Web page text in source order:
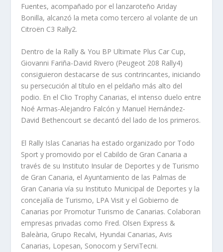
Fuentes, acompañado por el lanzaroteño Ariday
Bonilla, alcanzó la meta como tercero al volante de un
Citroën C3 Rally2.
Dentro de la Rally & You BP Ultimate Plus Car Cup,
Giovanni Fariña-David Rivero (Peugeot 208 Rally4)
consiguieron destacarse de sus contrincantes, iniciando
su persecución al título en el peldaño más alto del
podio. En el Clio Trophy Canarias, el intenso duelo entre
Noé Armas-Alejandro Falcón y Manuel Hernández-
David Bethencourt se decantó del lado de los primeros.
El Rally Islas Canarias ha estado organizado por Todo
Sport y promovido por el Cabildo de Gran Canaria a
través de su Instituto Insular de Deportes y de Turismo
de Gran Canaria, el Ayuntamiento de las Palmas de
Gran Canaria vía su Instituto Municipal de Deportes y la
concejalía de Turismo, LPA Visit y el Gobierno de
Canarias por Promotur Turismo de Canarias. Colaboran
empresas privadas como Fred. Olsen Express &
Baleària, Grupo Recalvi, Hyundai Canarias, Avis
Canarias, Lopesan, Sonocom y ServiTecni.